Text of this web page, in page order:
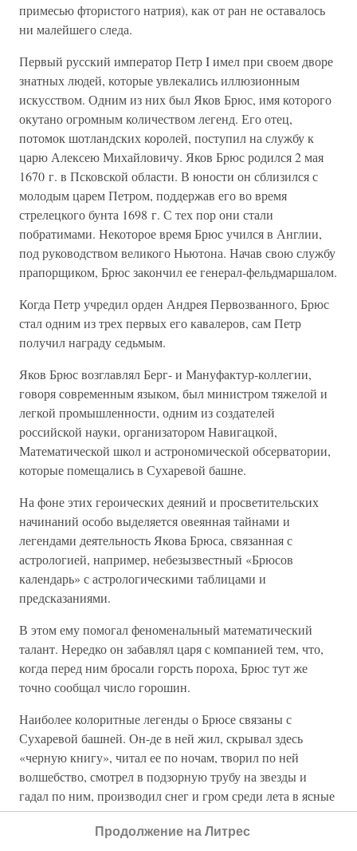
примесью фтористого натрия), как от ран не оставалось
ни малейшего следа.
Первый русский император Петр I имел при своем дворе
знатных людей, которые увлекались иллюзионным
искусством. Одним из них был Яков Брюс, имя которого
окутано огромным количеством легенд. Его отец,
потомок шотландских королей, поступил на службу к
царю Алексею Михайловичу. Яков Брюс родился 2 мая
1670 г. в Псковской области. В юности он сблизился с
молодым царем Петром, поддержав его во время
стрелецкого бунта 1698 г. С тех пор они стали
побратимами. Некоторое время Брюс учился в Англии,
под руководством великого Ньютона. Начав свою службу
прапорщиком, Брюс закончил ее генерал-фельдмаршалом.
Когда Петр учредил орден Андрея Первозванного, Брюс
стал одним из трех первых его кавалеров, сам Петр
получил награду седьмым.
Яков Брюс возглавлял Берг- и Мануфактур-коллегии,
говоря современным языком, был министром тяжелой и
легкой промышленности, одним из создателей
российской науки, организатором Навигацкой,
Математической школ и астрономической обсерватории,
которые помещались в Сухаревой башне.
На фоне этих героических деяний и просветительских
начинаний особо выделяется овеянная тайнами и
легендами деятельность Якова Брюса, связанная с
астрологией, например, небезызвестный «Брюсов
календарь» с астрологическими таблицами и
предсказаниями.
В этом ему помогал феноменальный математический
талант. Нередко он забавлял царя с компанией тем, что,
когда перед ним бросали горсть пороха, Брюс тут же
точно сообщал число горошин.
Наиболее колоритные легенды о Брюсе связаны с
Сухаревой башней. Он-де в ней жил, скрывал здесь
«черную книгу», читал ее по ночам, творил по ней
волшебство, смотрел в подзорную трубу на звезды и
гадал по ним, производил снег и гром среди лета в ясные
дни. В башне, кроме «черной книги», хранились
«Соломонова печать» на перстне, поворачивая который в
Продолжение на Литрес